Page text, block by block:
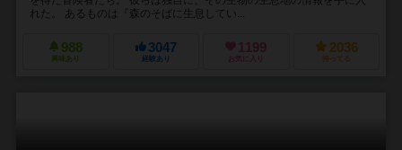
れた。 あるものは『森のそばに生息してい...
988
興味あり
3047
経験あり
1199
お気に入り
2036
持ってる